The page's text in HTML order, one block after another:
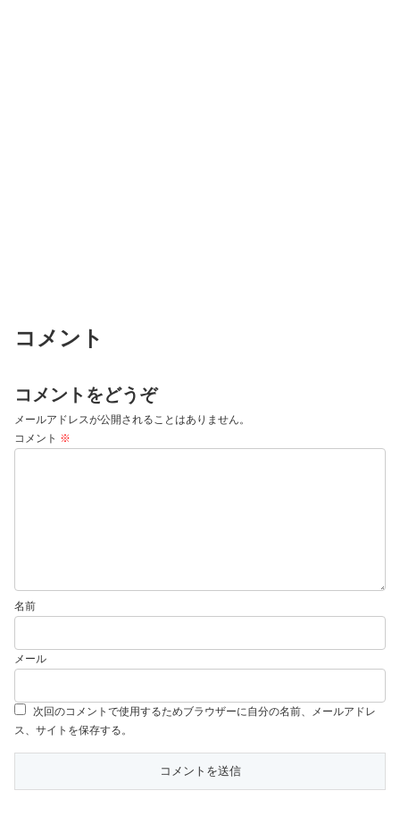
コメント
コメントをどうぞ
メールアドレスが公開されることはありません。
コメント ※
名前
メール
次回のコメントで使用するためブラウザーに自分の名前、メールアドレ
ス、サイトを保存する。